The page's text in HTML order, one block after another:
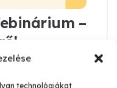
technológiákat
–